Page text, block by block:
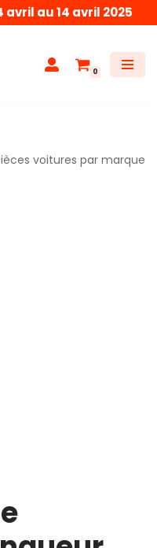
au 14 avril 2025
0
voitures par marque